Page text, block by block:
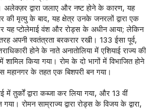
अलेक्ज़र द्वारा जलाए और नष्ट होने के कारण, यह
मृत्यु के बाद, यह क्षेत्र उनके जनरलों द्वारा एक
यह प्टोलेमाई वंश और रोड्स के अधीन आया; लेकिन
अपनी स्वतंत्रता बरकरार रखी। 133 ईसा पूर्व,
होने के नाते अनातोलिया में एशियाई राज्य की
शामिल किया गया। रोम के दो भागों में विभाजित होने
महानगर के तहत एक बिशपरी बन गया।
में तुर्कों द्वारा कब्जा कर लिया गया, और 13 वीं
रोमन साम्राज्य द्वारा रोड्स के विजय के द्वारा,